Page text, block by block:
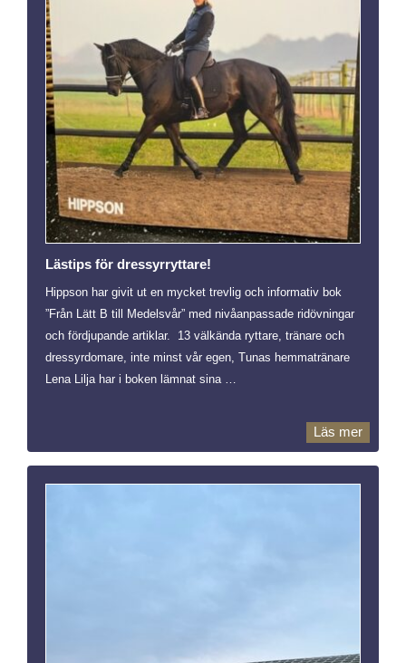
Lästips för dressyrryttare!
Hippson har givit ut en mycket trevlig och informativ bok
”Från Lätt B till Medelsvår” med nivåanpassade ridövningar
och fördjupande artiklar. 13 välkända ryttare, tränare och
dressyrdomare, inte minst vår egen, Tunas hemmatränare
Lena Lilja har i boken lämnat sina …
Läs mer